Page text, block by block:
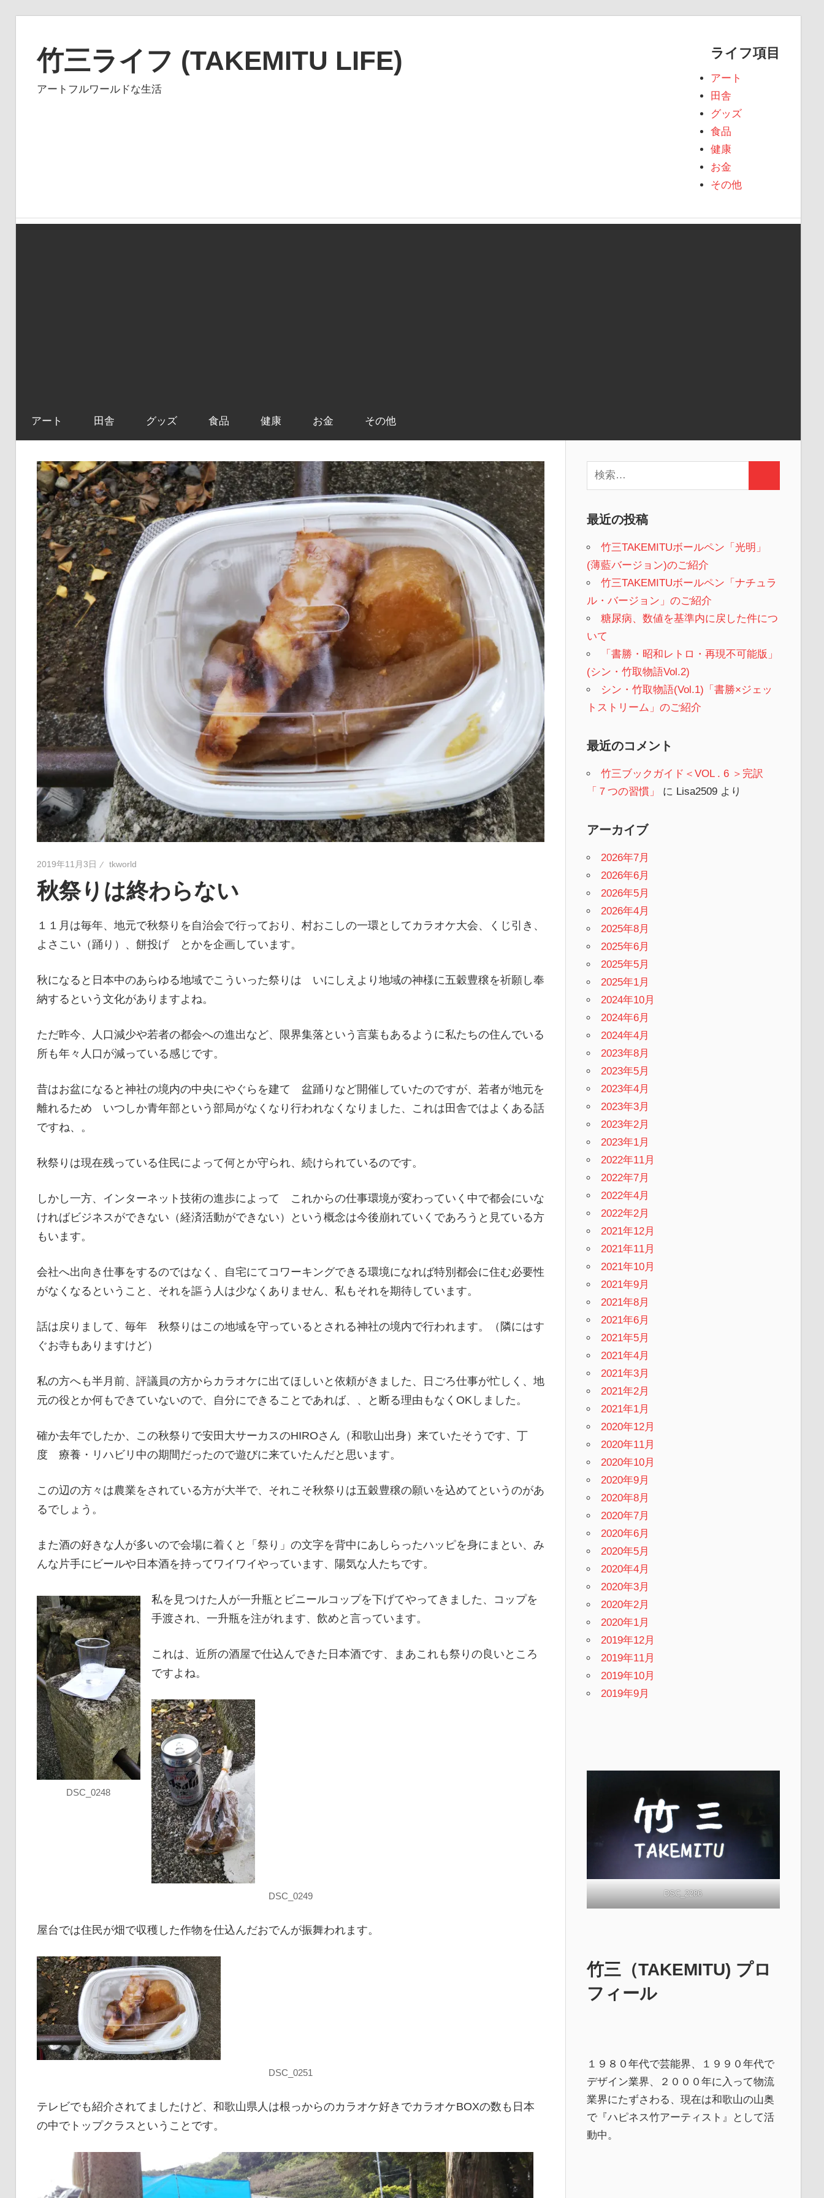
竹三ライフ (TAKEMITU LIFE)
アートフルワールドな生活
ライフ項目
アート
田舎
グッズ
食品
健康
お金
その他
アート 田舎 グッズ 食品 健康 お金 その他
2019年11月3日 tkworld
秋祭りは終わらない
１１月は毎年、地元で秋祭りを自治会で行っており、村おこしの一環としてカラオケ大会、くじ引き、
よさこい（踊り）、餅投げ とかを企画しています。
秋になると日本中のあらゆる地域でこういった祭りは いにしえより地域の神様に五穀豊穣を祈願し奉
納するという文化がありますよね。
ただ昨今、人口減少や若者の都会への進出など、限界集落という言葉もあるように私たちの住んでいる
所も年々人口が減っている感じです。
昔はお盆になると神社の境内の中央にやぐらを建て 盆踊りなど開催していたのですが、若者が地元を
離れるため いつしか青年部という部局がなくなり行われなくなりました、これは田舎ではよくある話
ですね、。
秋祭りは現在残っている住民によって何とか守られ、続けられているのです。
しかし一方、インターネット技術の進歩によって これからの仕事環境が変わっていく中で都会にいな
ければビジネスができない（経済活動ができない）という概念は今後崩れていくであろうと見ている方
もいます。
会社へ出向き仕事をするのではなく、自宅にてコワーキングできる環境になれば特別都会に住む必要性
がなくなるということ、それを謳う人は少なくありません、私もそれを期待しています。
話は戻りまして、毎年 秋祭りはこの地域を守っているとされる神社の境内で行われます。（隣にはす
ぐお寺もありますけど）
私の方へも半月前、評議員の方からカラオケに出てほしいと依頼がきました、日ごろ仕事が忙しく、地
元の役とか何もできていないので、自分にできることであれば、、と断る理由もなくOKしました。
確か去年でしたか、この秋祭りで安田大サーカスのHIROさん（和歌山出身）来ていたそうです、丁
度 療養・リハビリ中の期間だったので遊びに来ていたんだと思います。
この辺の方々は農業をされている方が大半で、それこそ秋祭りは五穀豊穣の願いを込めてというのがあ
るでしょう。
また酒の好きな人が多いので会場に着くと「祭り」の文字を背中にあしらったハッピを身にまとい、み
んな片手にビールや日本酒を持ってワイワイやっています、陽気な人たちです。
DSC_0248
私を見つけた人が一升瓶とビニールコップを下げてやってきました、コップを
手渡され、一升瓶を注がれます、飲めと言っています。
これは、近所の酒屋で仕込んできた日本酒です、まあこれも祭りの良いところ
ですよね。
DSC_0249
屋台では住民が畑で収穫した作物を仕込んだおでんが振舞われます。
DSC_0251
テレビでも紹介されてましたけど、和歌山県人は根っからのカラオケ好きでカラオケBOXの数も日本
の中でトップクラスということです。
索:
最近の投稿
竹三TAKEMITUボールペン「光明」
(薄藍バージョン)のご紹介
竹三TAKEMITUボールペン「ナチュラ
ル・バージョン」のご紹介
糖尿病、数値を基準内に戻した件につ
いて
「書勝・昭和レトロ・再現不可能版」
(シン・竹取物語Vol.2)
シン・竹取物語(Vol.1)「書勝×ジェッ
トストリーム」のご紹介
最近のコメント
竹三ブックガイド＜VOL . 6 ＞完訳
「７つの習慣」
に Lisa2509より
アーカイブ
2026年7月
2026年6月
2026年5月
2026年4月
2025年8月
2025年6月
2025年5月
2025年1月
2024年10月
2024年6月
2024年4月
2023年8月
2023年5月
2023年4月
2023年3月
2023年2月
2023年1月
2022年11月
2022年7月
2022年4月
2022年2月
2021年12月
2021年11月
2021年10月
2021年9月
2021年8月
2021年6月
2021年5月
2021年4月
2021年3月
2021年2月
2021年1月
2020年12月
2020年11月
2020年10月
2020年9月
2020年8月
2020年7月
2020年6月
2020年5月
2020年4月
2020年3月
2020年2月
2020年1月
2019年12月
2019年11月
2019年10月
2019年9月
DSC_2286
竹三（TAKEMITU) プロ
フィール
１９８０年代で芸能界、１９９０年代で
デザイン業界、２０００年に入って物流
業界にたずさわる、現在は和歌山の山奥
で『ハピネス竹アーティスト』として活
動中。